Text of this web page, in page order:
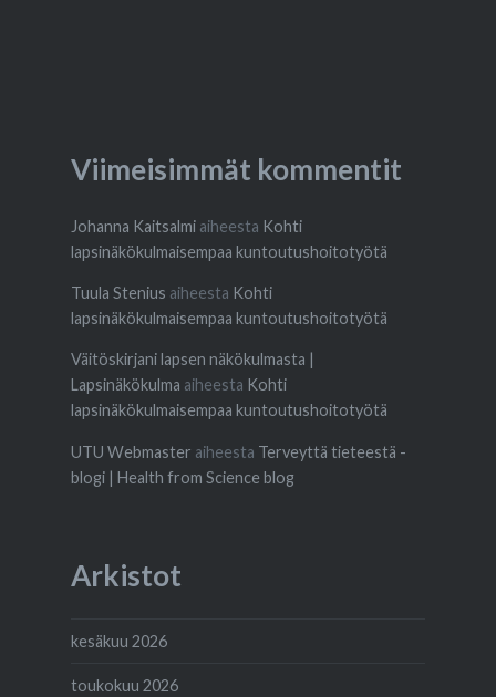
Viimeisimmät kommentit
Johanna Kaitsalmiaiheesta Kohti
lapsinäkökulmaisempaa kuntoutushoitotyötä
Tuula Stenius aiheesta Kohti
lapsinäkökulmaisempaa kuntoutushoitotyötä
Väitöskirjani lapsen näkökulmasta |
Lapsinäkökulma aiheesta Kohti
lapsinäkökulmaisempaa kuntoutushoitotyötä
UTU Webmaster aiheesta Terveyttä tieteestä -
blogi | Health from Science blog
Arkistot
kesäkuu 2026
toukokuu 2026